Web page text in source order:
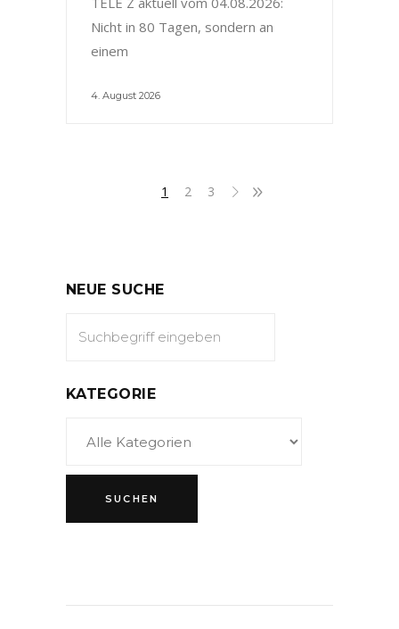
Nicht in 80 Tagen, sondern an
einem
4. August 2026
1 2 3
NEUE SUCHE
KATEGORIE